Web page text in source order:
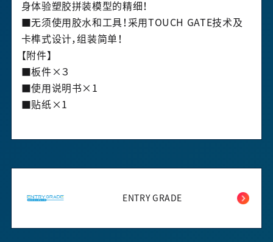
身体验塑胶拼装模型的精细！
■无须使用胶水和工具！采用TOUCH GATE技术及
卡榫式设计，组装简单！
【附件】
■板件×３
■使用说明书×1
■贴纸×1
ENTRY GRADE